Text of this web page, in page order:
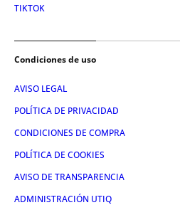
TIKTOK
Condiciones de uso
AVISO LEGAL
POLÍTICA DE PRIVACIDAD
CONDICIONES DE COMPRA
POLÍTICA DE COOKIES
AVISO DE TRANSPARENCIA
ADMINISTRACIÓN UTIQ